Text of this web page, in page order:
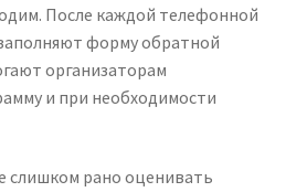
После каждой телефонной
форму обратной
организаторам
и при необходимости
слишком рано оценивать